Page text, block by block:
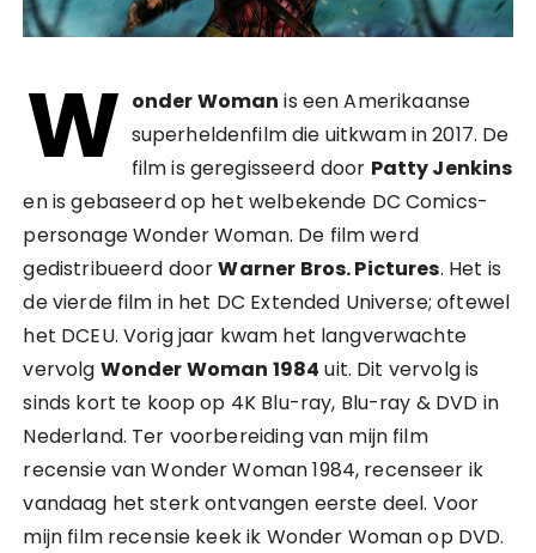
W onder Woman is een Amerikaanse
superheldenfilm die uitkwam in 2017. De
film is geregisseerd door Patty Jenkins
en is gebaseerd op het welbekende DC Comics-
personage Wonder Woman. De film werd
gedistribueerd doorWarner Bros. Pictures. Het is
de vierde film in het DC Extended Universe; oftewel
het DCEU. Vorig jaar kwam het langverwachte
vervolg Wonder Woman 1984 uit. Dit vervolg is
sinds kort te koop op 4K Blu-ray, Blu-ray & DVD in
Nederland. Ter voorbereiding van mijn film
recensie van Wonder Woman 1984, recenseer ik
vandaag het sterk ontvangen eerste deel. Voor
mijn film recensie keek ik Wonder Woman op DVD.